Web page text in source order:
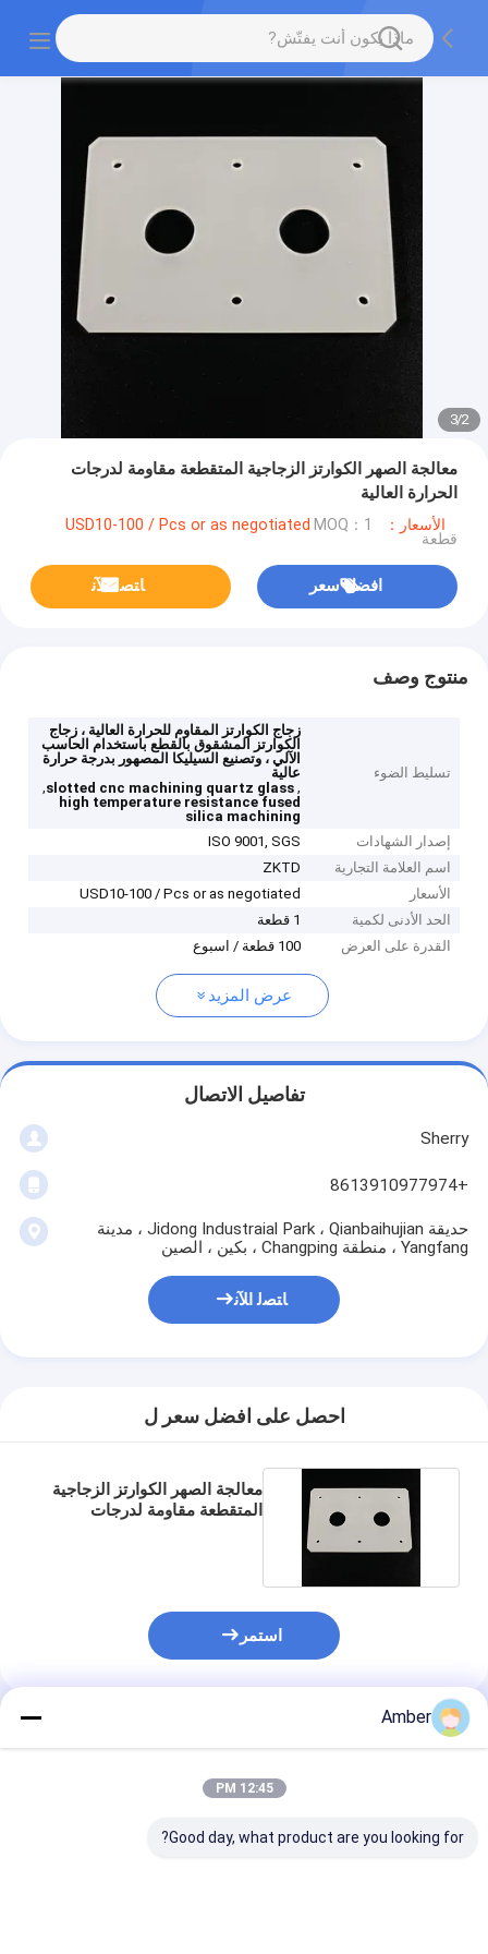
2
/
3
معالجة الصهر الكوارتز الزجاجية المتقطعة مقاومة لدرجات
الحرارة العالية
الأسعار：USD10-100 / Pcs or as negotiated MOQ：1
قطعة
افضل سعر ﺎﺘﺼﻟ ﺍﻶﻧ
منتوج وصف
تسليط الضوء
زجاج الكوارتز المقاوم للحرارة العالية ، زجاج
الكوارتز المشقوق بالقطع باستخدام الحاسب
الآلي ، وتصنيع السيليكا المصهور بدرجة حرارة
عالية
,
slotted cnc machining quartz glass
,
high temperature resistance fused
silica machining
إصدار الشهادات
ISO 9001, SGS
اسم العلامة التجارية
ZKTD
الأسعار
USD10-100 / Pcs or as negotiated
الحد الأدنى لكمية
1 قطعة
القدرة على العرض
100 قطعة / اسبوع
عرض المزيد
تفاصيل الاتصال
Sherry
+8613910977974
حديقة Jidong Industraial Park ، Qianbaihujian ، مدينة
Yangfang ، منطقة Changping ، بكين ، الصين
ﺎﺘﺼﻟ ﺍﻶﻧ
احصل على افضل سعر ل
معالجة الصهر الكوارتز الزجاجية
المتقطعة مقاومة لدرجات
استمر
المنتجات الموصى بها
Amber
12:45 PM
Good day, what product are you looking for?